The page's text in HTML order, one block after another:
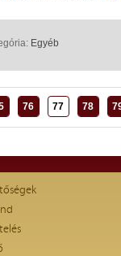
Egyéb
76 77 78